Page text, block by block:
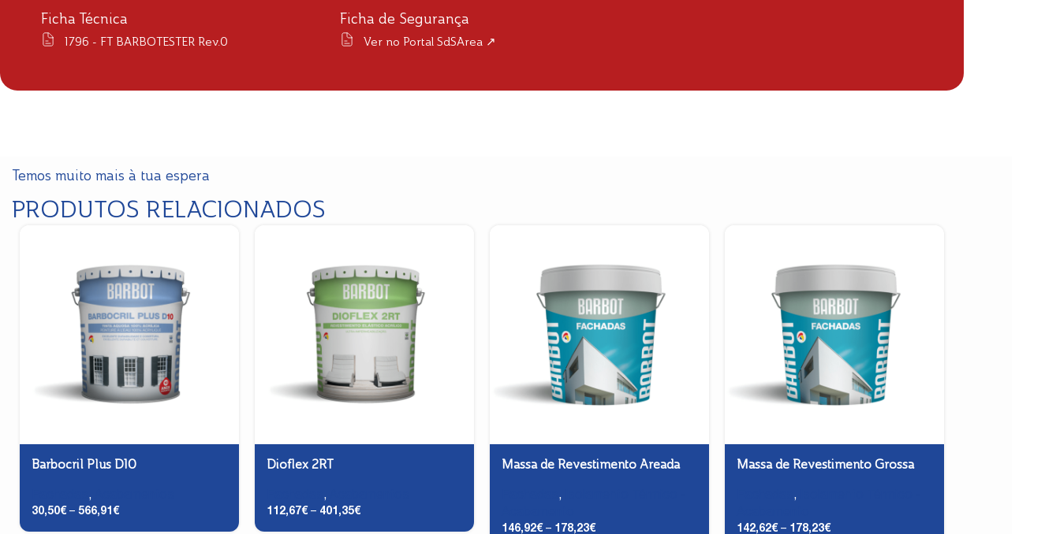
Ficha Técnica
1796 - FT BARBOTESTER Rev.0
Ficha de Segurança
Ver no Portal SdSArea ↗
Temos muito mais à tua espera
PRODUTOS RELACIONADOS
Barbocril Plus D10
,
30,50€ – 566,91€
Dioflex 2RT
,
112,67€ – 401,35€
Massa de Revestimento Areada
,
146,92€ – 178,23€
Massa de Revestimento Grossa
,
142,62€ – 178,23€